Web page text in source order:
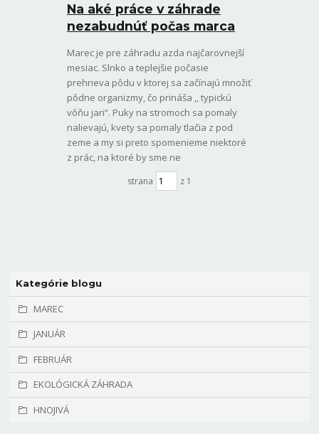
Kategórie blogu
MAREC
JANUÁR
FEBRUÁR
EKOLÓGICKÁ ZÁHRADA
HNOJIVÁ
Na aké práce v záhrade
nezabudnúť počas marca
Marec je pre záhradu azda najčarovnejší
mesiac. Slnko a teplejšie počasie
prehrieva pôdu v ktorej sa začínajú množiť
pôdne organizmy, čo prináša ,, typickú
vôňu jari“. Puky na stromoch sa pomaly
nalievajú, kvety sa pomaly tlačia z pod
zeme a my si preto spomenieme niektoré
z prác, na ktoré by sme ne
strana z 1